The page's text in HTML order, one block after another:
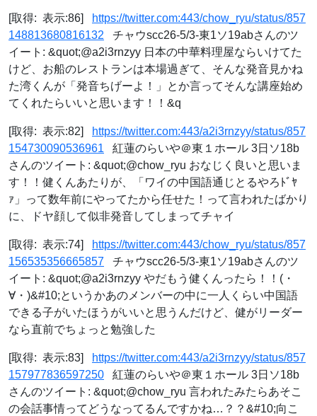
[取得: 表示:86]
https://twitter.com:443/chow_ryu/status/857
148813680816132 チャウscc26-5/3-東1ソ19abさんのツ
イート: &quot;@a2i3rnzyy 日本の中華料理屋ならいけてた
けど、お船のレストランは本場過ぎて、そんな発音見かね
た湾くんが「発音ちげーよ！」とか言ってそんな講座始め
てくれたらいいと思います！！&q
[取得: 表示:82]
https://twitter.com:443/a2i3rnzyy/status/857
154730090536961 紅蓮のらいや＠東１ホール 3日ソ18b
さんのツイート: &quot;@chow_ryu おなじく良いと思いま
す！！健くんあたりが、「ワイの中国語通じとるやろﾄﾞﾔ
ｧ」って数年前にやってたから任せた！って言われたばかり
に、ドヤ顔して似非発音してしまってチャイ
[取得: 表示:74]
https://twitter.com:443/chow_ryu/status/857
156535356665857 チャウscc26-5/3-東1ソ19abさんのツ
イート: &quot;@a2i3rnzyy やだもう健くんったら！！(・
∀・)&#10;というかあのメンバーの中に一人くらい中国語
できる子がいたほうがいいと思うんだけど、健がリーダー
なら直前でちょっと勉強した
[取得: 表示:83]
https://twitter.com:443/a2i3rnzyy/status/857
157977836597250 紅蓮のらいや＠東１ホール 3日ソ18b
さんのツイート: &quot;@chow_ryu 言われたみたらあそこ
の会話事情ってどうなってるんですかね…？？&#10;向こ